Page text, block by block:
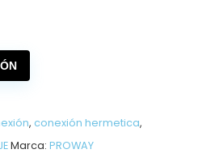
, conexión hermetica,
Marca: PROWAY